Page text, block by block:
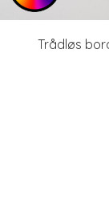
Trådløs